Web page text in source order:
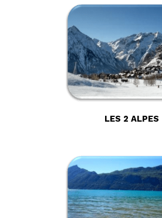
LES 2 ALPES